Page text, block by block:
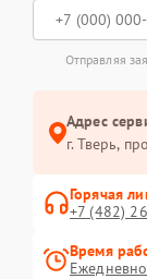
Отправляя
Адрес
г. Тверь,
Горячая
+7 (482)
Время